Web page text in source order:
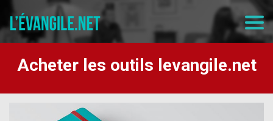
Acheter les outils levangile.net